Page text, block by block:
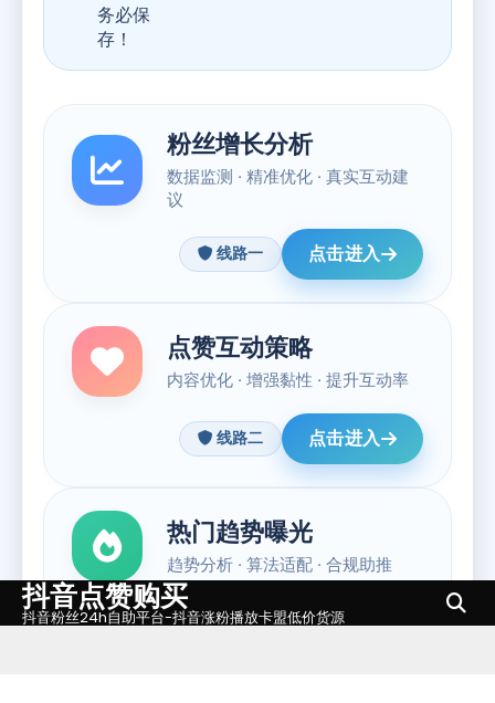
Skip抖音点赞购买
抖音粉丝24h自助平台-抖音涨粉播放卡盟低价货源